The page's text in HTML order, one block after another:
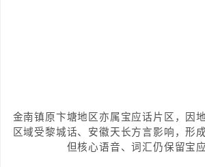
金南镇原卞塘地区亦属宝应话片区，因
区域受黎城话、安徽天长方言影响，形
但核心语音、词汇仍保留宝应